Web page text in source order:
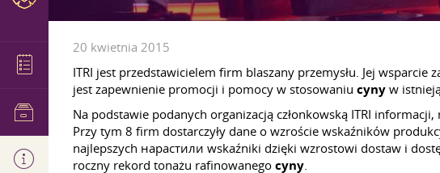
20 kwietnia 2015
ITRI jest przedstawicielem firm blaszany przemysłu. Jej
jest zapewnienie promocji i pomocy w stosowaniu cyny w
Na podstawie podanych organizacją członkowską ITRI
Przy tym 8 firm dostarczyły dane o wzroście wskaźników
najlepszych нарастили wskaźniki dzięki wzrostowi dostaw i
roczny rekord tonażu rafinowanego cyny.